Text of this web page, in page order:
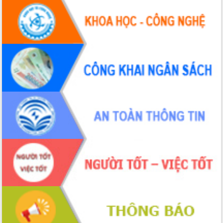
Khơi thông điểm nghẽn, đẩy nhanh
giải ngân vốn khắc phục thiên tai
HĐND tỉnh thông qua điều chỉnh Quy
hoạch tỉnh thời kỳ 2021-2030
Hội thảo góp ý hồ sơ điều chỉnh quy
hoạch tỉnh Đắk Lắk thời kỳ 2021-2030,
tầm nhìn đến năm 2050
Nâng cao hiệu quả hoạt động của các
doanh nghiệp nhà nước
Hội nghị triển khai kết nối mạng
truyền số liệu chuyên dùng phục vụ cơ
quan Đảng, Nhà nước
Lễ phát động chuỗi hoạt động chung
tay làm sạch môi trường
Xã Ea Kar bước chuyển mình trong
công tác cải cách hành chính mô hình
mới
UBND tỉnh họp báo định kỳ tháng 4
năm 2026